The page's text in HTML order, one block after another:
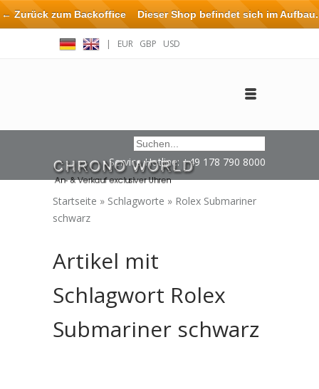
| EUR GBP USD
Service Hotline: +49 178 790 8000
Startseite » Schlagworte » Rolex Submariner
schwarz
Artikel mit
Schlagwort Rolex
Submariner schwarz
← Zurück zum BackofficeDieser Shop befindet sich im Aufbau.
Eventuell können nicht alle Bestellungen eingehalten oder erfüllt